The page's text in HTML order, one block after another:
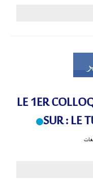
LE 1ER
SUR : LE